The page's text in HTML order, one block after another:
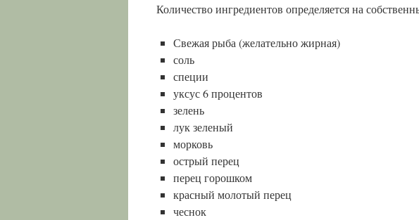
Количество ингредиентов определяется на
Свежая рыба (желательно жирная)
соль
специи
уксус 6 процентов
зелень
лук зеленый
морковь
острый перец
перец горошком
красный молотый перец
чеснок